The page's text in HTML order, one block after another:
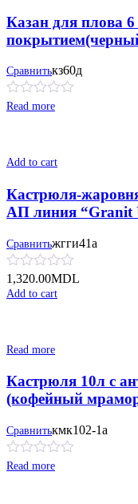
Казан для плова
Сравнитькз60д
Read more
Add to cart
Кастрюля-
АП линия “Granit
Сравнитьжгги41а
1,320.00MDL
Add to cart
Read more
Кастрюля 10л с
(кофейный
Сравнитькмк102-1а
Read more